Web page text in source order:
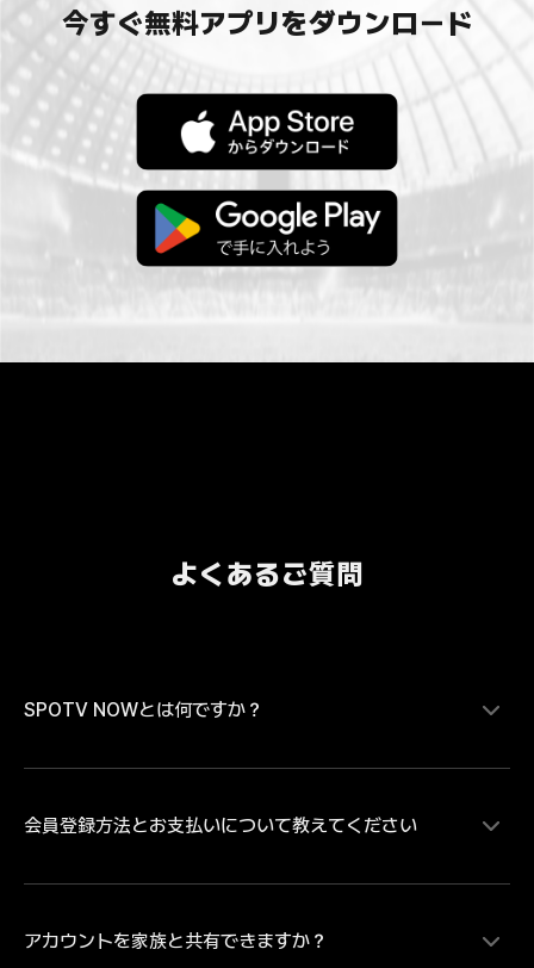
今すぐ無料アプリをダウンロード
よくあるご質問
SPOTV NOWとは何ですか？
MLB、サウジ・プロフェッショナルリーグの試合をラ
平ら日本を代表するプレイヤーの試合を中心にレギュラ
配信。MLB日本人選手ダイジェスト映像や試合ハイラ
会員登録方法とお支払いについて教えてください
SPOTV NOWの有料コンテンツをご視聴いただく場
アカウントを家族と共有できますか？